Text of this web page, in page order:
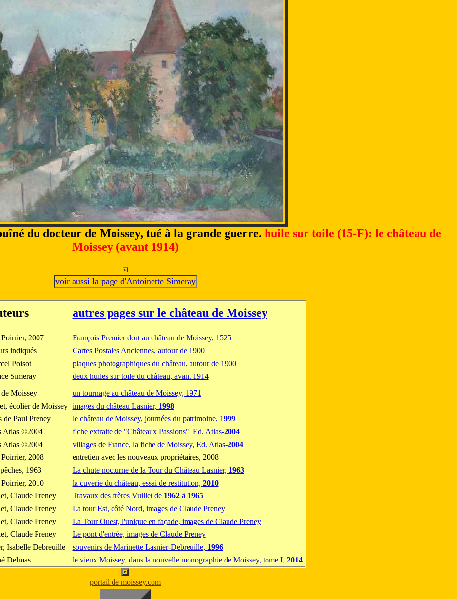
du docteur de Moissey, tué à la grande guerre. huile sur toile (15-F): le château de
Moissey (avant 1914)
voir aussi la page d'Antoinette Simeray
autres pages sur le château de Moissey
2007
François Premier dort au château de Moissey, 1525
indiqués
Cartes Postales Anciennes, autour de 1900
Poisot
plaques photographiques du château, autour de 1900
Simeray
deux huiles sur toile du château, avant 1914
Moissey
un tournage au château de Moissey, 1971
écolier de Moissey images du château Lasnier, 1998
de Paul Preney
le château de Moissey, journées du patrimoine, 1999
Atlas ©2004
fiche extraite de "Châteaux Passions", Ed. Atlas-2004
Atlas ©2004
villages de France, la fiche de Moissey, Ed. Atlas-2004
2008
entretien avec les nouveaux propriétaires, 2008
1963
La chute nocturne de la Tour du Château Lasnier, 1963
2010
la cuverie du château, essai de restitution, 2010
Claude Preney
Travaux des frères Vuillet de 1962 à 1965
Claude Preney
La tour Est, côté Nord, images de Claude Preney
Claude Preney
La Tour Ouest, l'unique en façade, images de Claude Preney
Claude Preney
Le pont d'entrée, images de Claude Preney
Isabelle Debreuille
souvenirs de Marinette Lasnier-Debreuille, 1996
Delmas
le vieux Moissey, dans la nouvelle monographie de Moissey, tome I, 2014
portail de moissey.com